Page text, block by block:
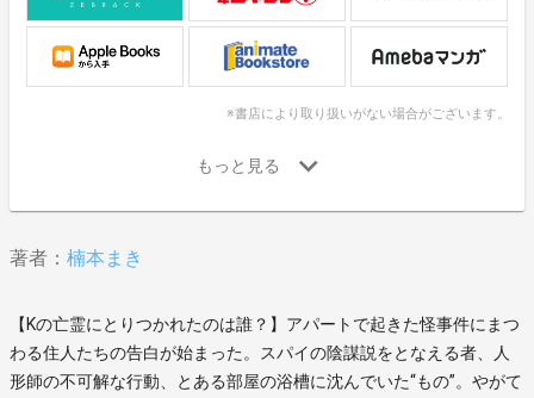
※書店により取り扱いがない場合がございます。
著者： 楠本まき
【Kの亡霊にとりつかれたのは誰？】アパートで起きた怪事件にまつ
わる住人たちの告白が始まった。スパイの陰謀説をとなえる者、人
形師の不可解な行動、とある部屋の浴槽に沈んでいた“もの”。やがて